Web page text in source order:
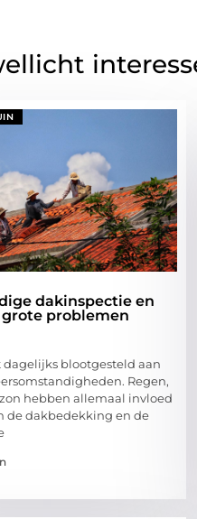
dakinspectie en
problemen
dagelijks blootgesteld aan
Regen,
hebben allemaal invloed
de dakbedekking en de